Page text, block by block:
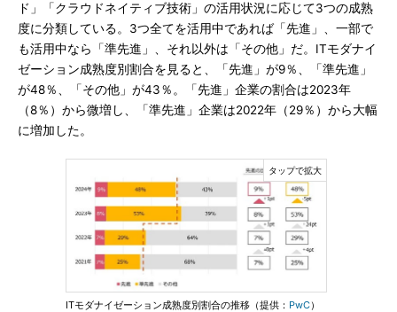
ド」「クラウドネイティブ技術」の活用状況に応じて3つの成熟
度に分類している。3つ全てを活用中であれば「先進」、一部で
も活用中なら「準先進」、それ以外は「その他」だ。ITモダナイ
ゼーション成熟度別割合を見ると、「先進」が9％、「準先進」
が48％、「その他」が43％。「先進」企業の割合は2023年
（8％）から微増し、「準先進」企業は2022年（29％）から大幅
に増加した。
ITモダナイゼーション成熟度別割合の推移（提供： PwC）